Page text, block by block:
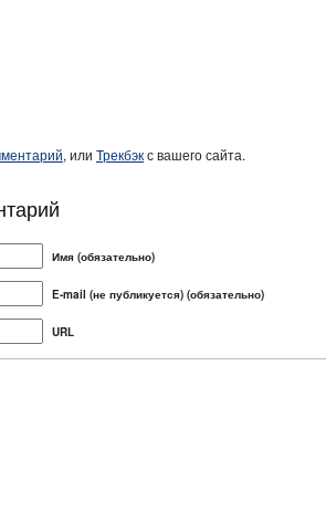
, или Трекбэкс вашего сайта.
Имя (обязательно)
E-mail (не публикуется) (обязательно)
URL